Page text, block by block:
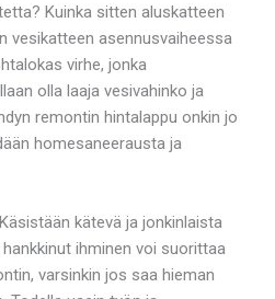
Kuinka sitten aluskatteen
vesikatteen asennusvaiheessa
virhe, jonka
olla laaja vesivahinko ja
remontin hintalappu onkin jo
homesaneerausta ja
kätevä ja jonkinlaista
ihminen voi suorittaa
varsinkin jos saa hieman